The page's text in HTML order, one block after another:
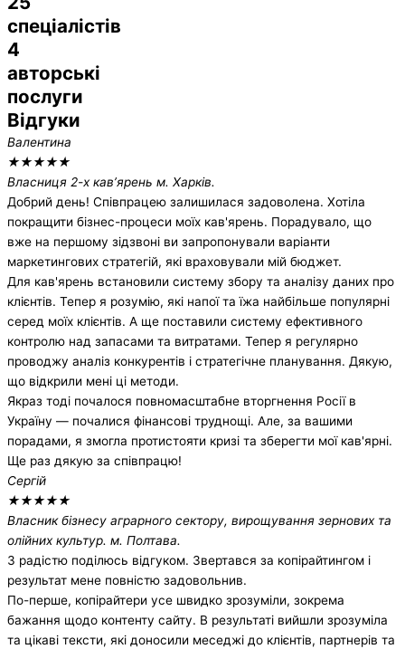
спеціалістів
4
авторські
послуги
Відгуки
Валентина
★★★★★
Власниця 2-х кав’ярень м. Харків.
Добрий день! Співпрацею залишилася задоволена. Хотіла
покращити бізнес-процеси моїх кав'ярень. Порадувало, що
вже на першому зідзвоні ви запропонували варіанти
маркетингових стратегій, які враховували мій бюджет.
Для кав'ярень встановили систему збору та аналізу даних про
клієнтів. Тепер я розумію, які напої та їжа найбільше популярні
серед моїх клієнтів. А ще поставили систему ефективного
контролю над запасами та витратами. Тепер я регулярно
проводжу аналіз конкурентів і стратегічне планування. Дякую,
що відкрили мені ці методи.
Якраз тоді почалося повномасштабне вторгнення Росії в
Україну — почалися фінансові труднощі. Але, за вашими
порадами, я змогла протистояти кризі та зберегти мої кав'ярні.
Ще раз дякую за співпрацю!
Сергій
★★★★★
Власник бізнесу аграрного сектору, вирощування зернових та
олійних культур. м. Полтава.
З радістю поділюсь відгуком. Звертався за копірайтингом і
результат мене повністю задовольнив.
По-перше, копірайтери усе швидко зрозуміли, зокрема
бажання щодо контенту сайту. В результаті вийшли зрозуміла
та цікаві тексти, які доносили меседжі до клієнтів, партнерів та